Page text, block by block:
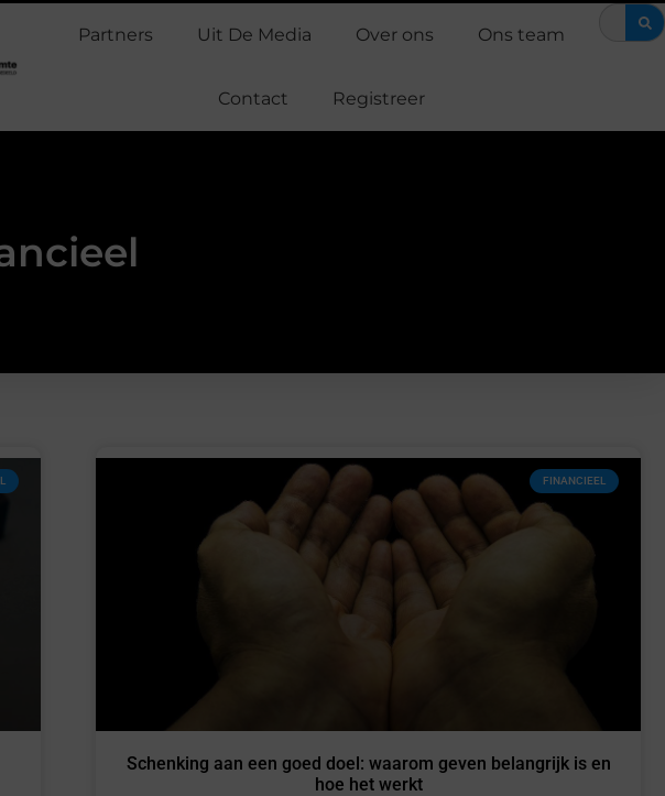
fitness Waarom Support Casper een verschil maakt in de strijd tegen
Partners Uit De Media Over ons Ons team
Contact Registreer
FINANCIEEL
Schenking aan een goed doel: waarom geven belangrijk is en
hoe het werkt